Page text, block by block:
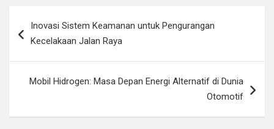
navigation
Inovasi Sistem Keamanan untuk Pengurangan
Kecelakaan Jalan Raya
Mobil Hidrogen: Masa Depan Energi Alternatif di Dunia
Otomotif